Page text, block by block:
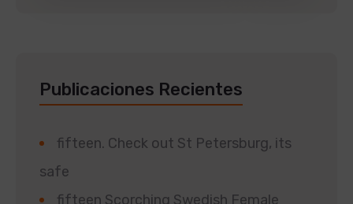
Publicaciones Recientes
fifteen. Check out St Petersburg, its
safe
fifteen Scorching Swedish Female